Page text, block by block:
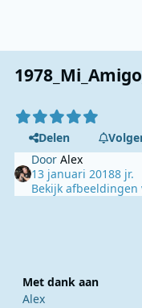
Delen
DoorAlex
13 januari 20188 jr.
Bekijk afbeeldingen
Met dank aan
Alex